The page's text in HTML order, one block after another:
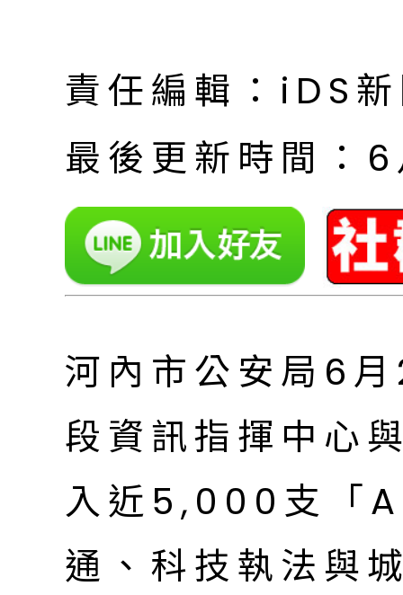
責任編輯：iDS
最後更新時間
河內市公安局6
段資訊指揮中心
入近5,000支「
通、科技執法與